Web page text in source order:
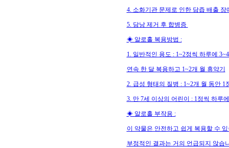
4. 소화기관 문제로 인한 담즙 배출 장
5. 담낭 제거 후 합병증
◈ 알로홀 복용방법 :
1. 일반적인 용도 : 1~2정씩 하루에
연속 한 달 복용하고 1~2개 월 휴약기
2. 급성 형태의 질병 : 1~2개 월 동안 1
3. 만 7세 이상의 어린이 : 1정씩 하루
◈ 알로홀 부작용 :
이 약물은 안전하고 쉽게 복용할 수
부정적인 결과는 거의 언급되지 않습